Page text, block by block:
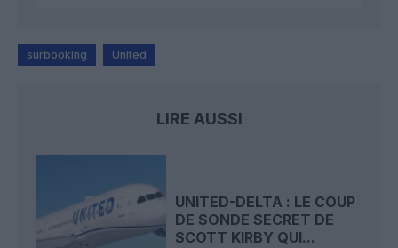
surbooking United
LIRE AUSSI
UNITED-DELTA : LE COUP
DE SONDE SECRET DE
SCOTT KIRBY QUI...